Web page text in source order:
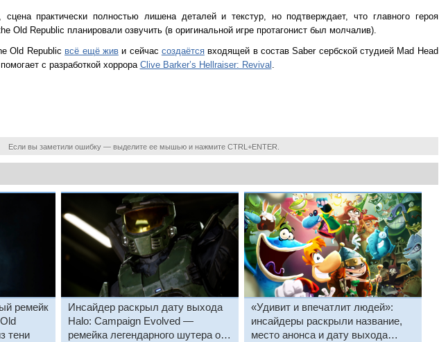
практически полностью лишена деталей и текстур, но подтверждает, что главного героя
Old Republic планировали озвучить (в оригинальной игре протагонист был молчалив).
Old Republic всё ещё живи сейчас создаётсявходящей в состав Saber сербской студией Mad Head
с разработкой хоррора Clive Barker’s Hellraiser: Revival
Если вы заметили ошибку — выделите ее мышью и нажмите CTRL+ENTER.
ремейк
тени
Инсайдер раскрыл дату выхода
Halo: Campaign Evolved —
ремейка легендарного шутера от
«Удивит и впечатлит людей»:
инсайдеры раскрыли название,
место анонса и дату выхода